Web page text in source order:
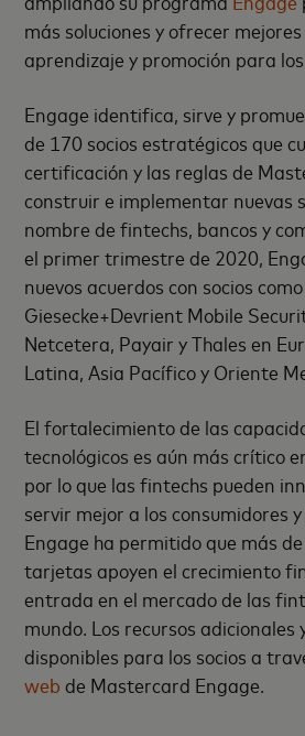
más soluciones y ofrecer
aprendizaje y promoción para los
Engage identifica, sirve y
de 170 socios estratégicos que
certificación y las reglas de
construir e implementar nuevas
nombre de fintechs, bancos y
el primer trimestre de 2020,
nuevos acuerdos con socios
Giesecke+Devrient Mobile
Netcetera, Payair y Thales en
Latina, Asia Pacífico y Oriente
El fortalecimiento de las
tecnológicos es aún más crítico
por lo que las fintechs pueden
servir mejor a los consumidores
Engage ha permitido que más
tarjetas apoyen el crecimiento
entrada en el mercado de las
mundo. Los recursos adicionales
disponibles para los socios a
web de Mastercard Engage.